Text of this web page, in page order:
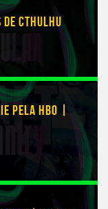
CTHULHU
PELA HBO |